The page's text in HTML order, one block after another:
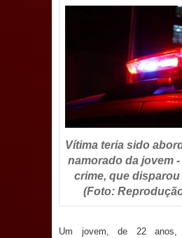
Prefeitura de Sapé
dentro do mês
12 milhões na
Prefeitura de Sapé
revitalizar
Anjos
O verdadeiro
Vítima teria sido
namorado da jovem
crime, que disparou
(Foto:
Um jovem, de 22